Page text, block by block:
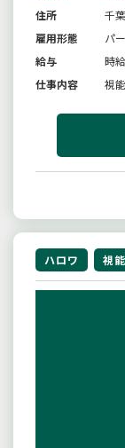
住所
千
雇用形態
パ
給与
時
仕事内容
視
ハロワ 視